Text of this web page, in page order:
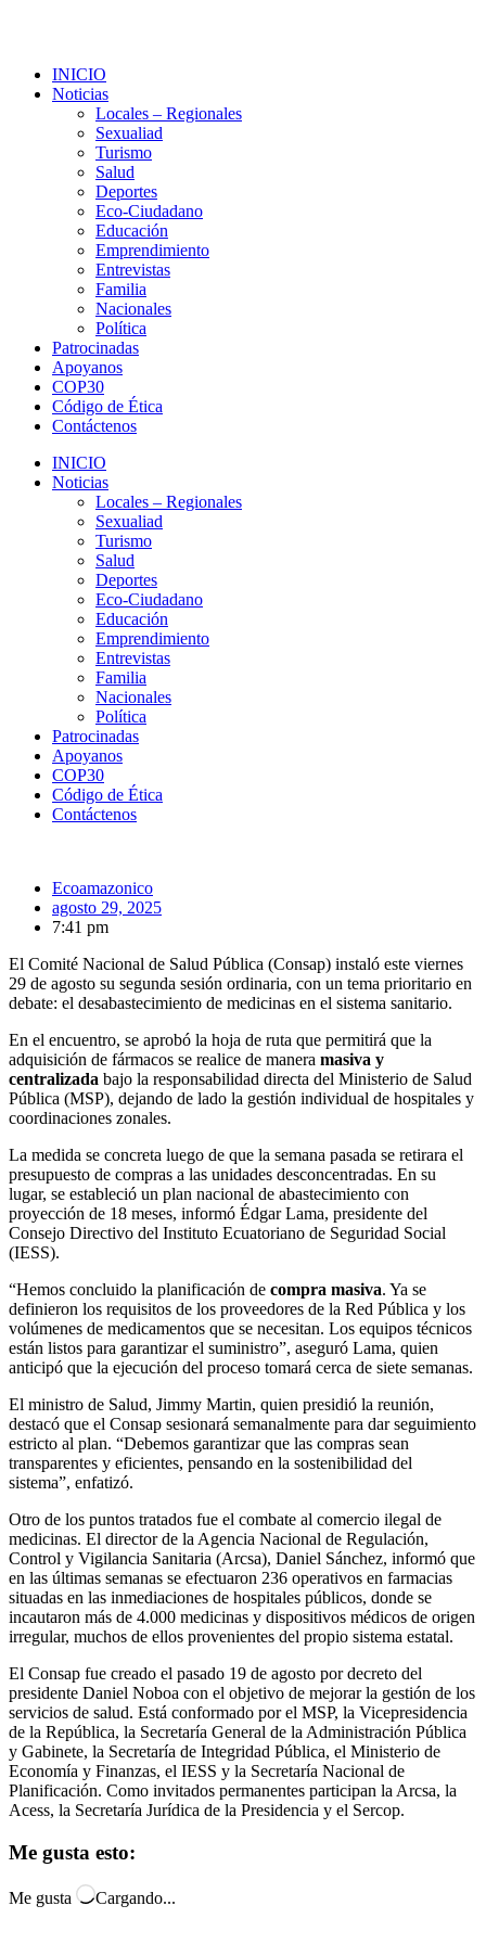
INICIO
Noticias
Locales – Regionales
Sexualiad
Turismo
Salud
Deportes
Eco-Ciudadano
Educación
Emprendimiento
Entrevistas
Familia
Nacionales
Política
Patrocinadas
Apoyanos
COP30
Código de Ética
Contáctenos
INICIO
Noticias
Locales – Regionales
Sexualiad
Turismo
Salud
Deportes
Eco-Ciudadano
Educación
Emprendimiento
Entrevistas
Familia
Nacionales
Política
Patrocinadas
Apoyanos
COP30
Código de Ética
Contáctenos
Ecoamazonico
agosto 29, 2025
7:41 pm
El Comité Nacional de Salud Pública (Consap) instaló este viernes
29 de agosto su segunda sesión ordinaria, con un tema prioritario en
debate: el desabastecimiento de medicinas en el sistema sanitario.
En el encuentro, se aprobó la hoja de ruta que permitirá que la
adquisición de fármacos se realice de manera masiva y
centralizada bajo la responsabilidad directa del Ministerio de Salud
Pública (MSP), dejando de lado la gestión individual de hospitales y
coordinaciones zonales.
La medida se concreta luego de que la semana pasada se retirara el
presupuesto de compras a las unidades desconcentradas. En su
lugar, se estableció un plan nacional de abastecimiento con
proyección de 18 meses, informó Édgar Lama, presidente del
Consejo Directivo del Instituto Ecuatoriano de Seguridad Social
(IESS).
“Hemos concluido la planificación de compra masiva. Ya se
definieron los requisitos de los proveedores de la Red Pública y los
volúmenes de medicamentos que se necesitan. Los equipos técnicos
están listos para garantizar el suministro”, aseguró Lama, quien
anticipó que la ejecución del proceso tomará cerca de siete semanas.
El ministro de Salud, Jimmy Martin, quien presidió la reunión,
destacó que el Consap sesionará semanalmente para dar seguimiento
estricto al plan. “Debemos garantizar que las compras sean
transparentes y eficientes, pensando en la sostenibilidad del
sistema”, enfatizó.
Otro de los puntos tratados fue el combate al comercio ilegal de
medicinas. El director de la Agencia Nacional de Regulación,
Control y Vigilancia Sanitaria (Arcsa), Daniel Sánchez, informó que
en las últimas semanas se efectuaron 236 operativos en farmacias
situadas en las inmediaciones de hospitales públicos, donde se
incautaron más de 4.000 medicinas y dispositivos médicos de origen
irregular, muchos de ellos provenientes del propio sistema estatal.
El Consap fue creado el pasado 19 de agosto por decreto del
presidente Daniel Noboa con el objetivo de mejorar la gestión de los
servicios de salud. Está conformado por el MSP, la Vicepresidencia
de la República, la Secretaría General de la Administración Pública
y Gabinete, la Secretaría de Integridad Pública, el Ministerio de
Economía y Finanzas, el IESS y la Secretaría Nacional de
Planificación. Como invitados permanentes participan la Arcsa, la
Acess, la Secretaría Jurídica de la Presidencia y el Sercop.
Me gusta esto:
Me gusta Cargando...